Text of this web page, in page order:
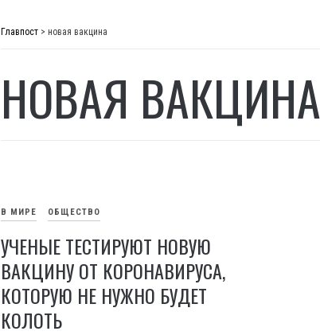
Главпост > новая вакцина
НОВАЯ ВАКЦИНА
В МИРЕ ОБЩЕСТВО
УЧЕНЫЕ ТЕСТИРУЮТ НОВУЮ
ВАКЦИНУ ОТ КОРОНАВИРУСА,
КОТОРУЮ НЕ НУЖНО БУДЕТ
КОЛОТЬ